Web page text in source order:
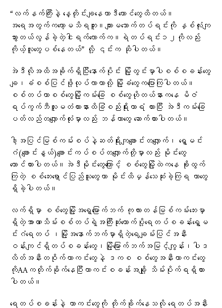
“လက်နက်ကြီးနဲ့ နေ့တိုင်းချနေတာဒီကောင်တွေထိတယ်။
အရေအတွက်ကတော့မသိရဘူး။ကျားမသောက်တပ်ရင်းကို နှစ်လုံးကျ
သွားတယ်လွန်ခဲ့တဲ့ငါးရက်လောက်က။ရဲတပ်ရင်း၁၂ကိုလည်း
ကိုယ့်လူတွေပစ်နေတယ်” လို့ ၎င်းက ဆိုပါတယ်။
အဲဒီလိုအထိအခိုက်ရှိပြီးနောက်ပိုင်း မြို့တွင်းမှာပါစစ်စခန်းတွေ
ချ၊ခံစစ်ပြင်ဖို့လုပ်လာတာလို့ မြို့ခံတွေကပြောကြပါတယ်။
စစ်တပ်ဟာစစ်တွေမြို့ကမ်းခြေ စစ်တွေဟိုတယ်နားကနေ မိဇံ
ရပ်ကွက်ဘီလူးမတံတားနားထိခြံစည်းရိုးကာရံ ထားပြီး အဲဒီကမ်းခြေ
ပတ်လည်တလျှောက်လုံးမှာလည်း ဘန်ကာတွေ ဆောက်ထားပါတယ်။
ဒါ့အပြင်မြစ်ကမ်းစပ်နဲ့ဆတ်ရိုးကျချောင်းတလျှောက်၊ ရွှေမင်း
ဂံ(ချောင်းနွယ်)ချောင်းကပ်စပ်တလျှောက်တို့မှာလည်း မိုင်းတွေ
ထောင်ထားပါတယ်။အဲဒီမိုင်းတွေကြောင့် စစ်တွေမြို့ထဲကနေ ခိုးထွက်
ကြတဲ့ စစ်ဘေးရှောင်ပြည်သူတွေဟာ မိုင်းထိမှန်သေဆုံးခဲ့ကြရ တာတွေ
ရှိခဲ့ပါတယ်။
လက်ရှိမှာ စစ်တွေမြို့အရှေ့မြောက်ဘက် ကုလားတန်မြစ်ကမ်းဘေးမှာ
ရှိတဲ့အာဏာသိမ်းစစ်တပ်ရဲ့အကြီးဆုံးထောက်ပို့ရေတပ်စခန်းရွှေမ
င်းဂံရေတပ် ၊မြို့အနောက်ဘက်မှာရှိတဲ့ရေချမ်းပြင်အနီး
ဝန်းကျင်ရှိတပ်စခန်းတွေ၊မြို့မြောက်ဘက်အမြင့်ကျွန်း၊ပါဒ
လိတ်အနီးတဝိုက်ကာကင်းတွေနဲ့ ဒကစ စစ်တွေအနီးကာကင်းတွေ
ကိုAAကတိုက်ခိုက်နေပြီးကာကင်းစခန်းအချို့ သိမ်းပိုက်ရရှိထား
ပါတယ်။
ရေတပ်စခန်းနဲ့ ကာကင်းတွေကို တိုက်ခိုက်နေသလို ရေတပ်အနီး